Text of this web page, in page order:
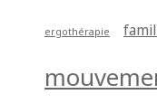
ergothérapie